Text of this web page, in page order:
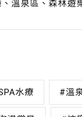
溫泉區、森林遊
水療 #溫